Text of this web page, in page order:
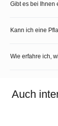
Gibt es bei Ihnen
Kann ich eine
Wie erfahre ich,
Auch